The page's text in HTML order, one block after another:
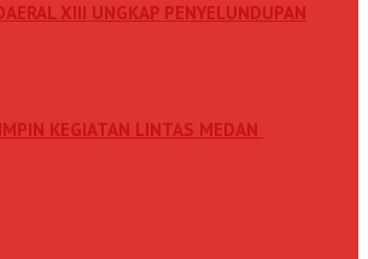
XIII UNGKAP PENYELUNDUPAN
KEGIATAN LINTAS MEDAN